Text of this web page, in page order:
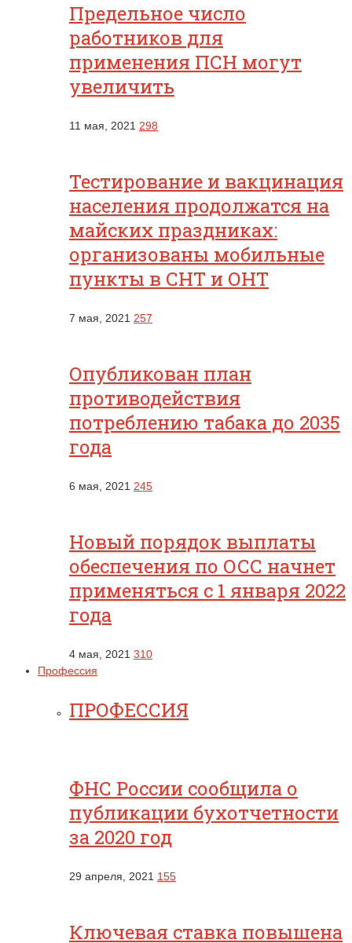
Предельное число
работников для
применения ПСН могут
увеличить
11 мая, 2021 298
Тестирование и вакцинация
населения продолжатся на
майских праздниках:
организованы мобильные
пункты в СНТ и ОНТ
7 мая, 2021 257
Опубликован план
противодействия
потреблению табака до 2035
года
6 мая, 2021 245
Новый порядок выплаты
обеспечения по ОСС начнет
применяться с 1 января 2022
года
4 мая, 2021 310
Профессия
ПРОФЕССИЯ
ФНС России сообщила о
публикации бухотчетности
за 2020 год
29 апреля, 2021 155
Ключевая ставка повышена